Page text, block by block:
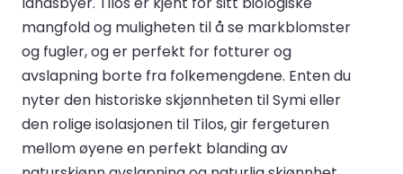
mangfold og muligheten til å se markblomster
og fugler, og er perfekt for fotturer og
avslapning borte fra folkemengdene. Enten du
nyter den historiske skjønnheten til Symi eller
den rolige isolasjonen til Tilos, gir fergeturen
mellom øyene en perfekt blanding av